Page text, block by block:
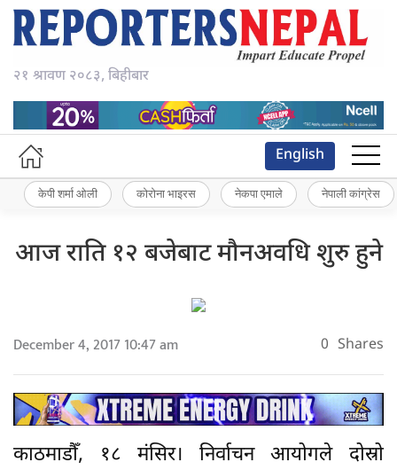
२१ श्रावण २०८३, बिहीबार
English
केपी शर्मा ओली कोरोना भाइरस नेकपा एमाले नेपाली कांग्रेस
आज राति १२ बजेबाट मौनअवधि शुरु हुने
December 4, 2017 10:47 am 0 Shares
काठमाडौँ, १८ मंसिर। निर्वाचन आयोगले दोस्रो